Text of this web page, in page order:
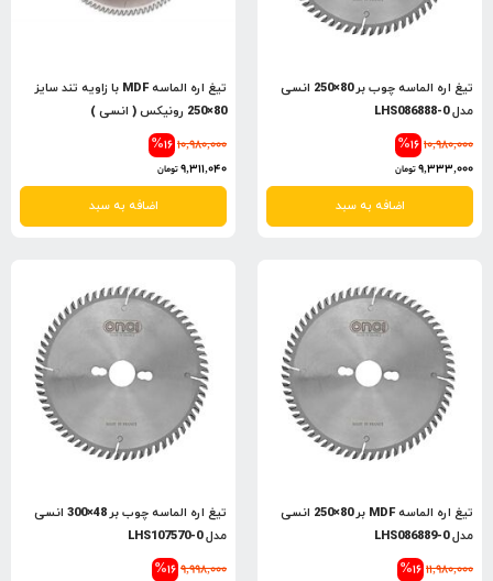
تیغ اره الماسه چوب بر 80×250 انسی
مدل LHS086888-0
%16 10,980,000
9,333,000تومان
اضافه به سبد
تیغ اره الماسه MDF با زاویه تند سایز
80×250 رونیکس ( انسی )
%16 10,980,000
9,311,040تومان
اضافه به سبد
تیغ اره الماسه MDF بر 80×250 انسی
مدل LHS086889-0
%16 11,980,000
تیغ اره الماسه چوب بر 48×300 انسی
مدل LHS107570-0
%16 9,998,000